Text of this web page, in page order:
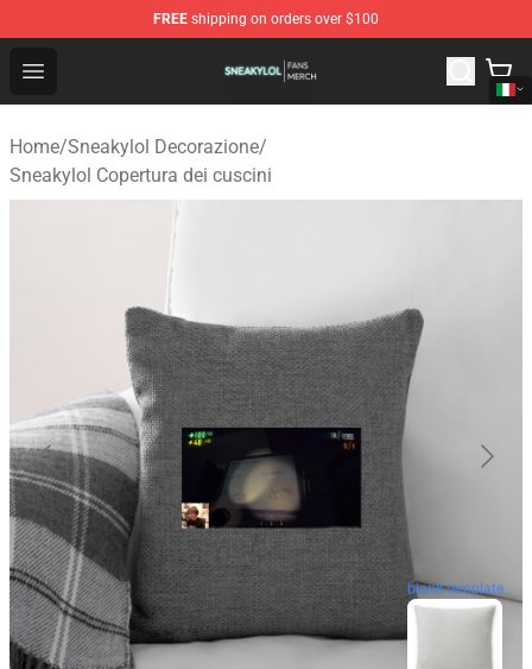
FREE shipping on orders over $100
Open menu
Sneakylol Shop - Official Sneakylol Merchandise Store
Home/Sneakylol Decorazione/
Sneakylol Copertura dei cuscini
blank template